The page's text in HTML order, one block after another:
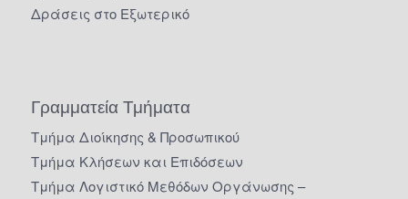
Δράσεις στο Εξωτερικό
Γραμματεία Τμήματα
Τμήμα Διοίκησης & Προσωπικού
Τμήμα Κλήσεων και Επιδόσεων
Τμήμα Λογιστικό Μεθόδων Οργάνωσης –